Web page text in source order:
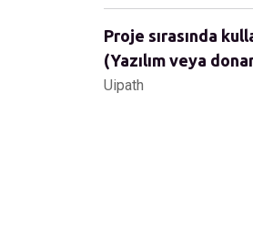
Proje sırasında
(Yazılım veya
Uipath